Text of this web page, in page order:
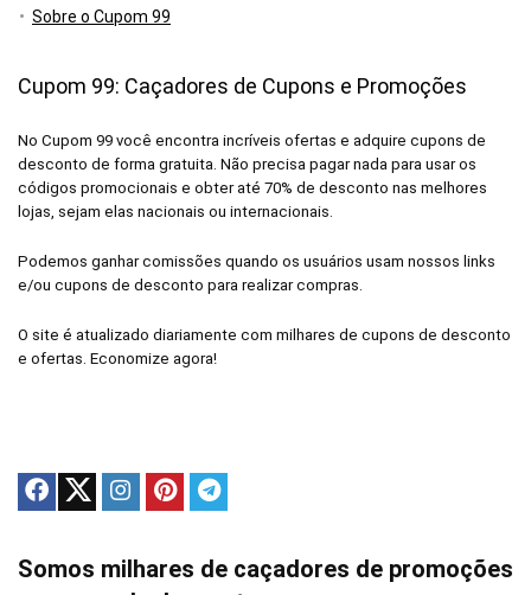
Sobre o Cupom 99
Cupom 99: Caçadores de Cupons e Promoções
No Cupom 99 você encontra incríveis ofertas e adquire cupons de
desconto de forma gratuita. Não precisa pagar nada para usar os
códigos promocionais e obter até 70% de desconto nas melhores
lojas, sejam elas nacionais ou internacionais.
Podemos ganhar comissões quando os usuários usam nossos links
e/ou cupons de desconto para realizar compras.
O site é atualizado diariamente com milhares de cupons de desconto
e ofertas. Economize agora!
Somos milhares de caçadores de promoções